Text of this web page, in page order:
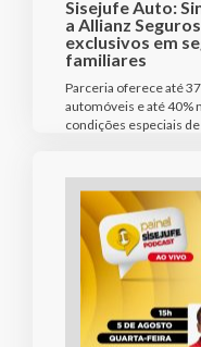
Sisejufe Auto:
a Allianz
exclusivos em
familiares
Parceria oferece até
automóveis e até 40%
condições especiais